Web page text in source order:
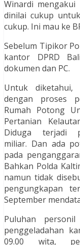
Winardi
dinilai cukup
cukup. Ini mau ke
Sebelum Tipikor
kantor DPRD
dokumen dan PC.
Untuk diketahui,
dengan proses
Rumah Potong
Pertanian
Diduga terjadi
miliar. Dan ada
pada
Bahkan Polda
namun tidak
pengungkapan
September
Puluhan
penggeladahan
09.00 wita,